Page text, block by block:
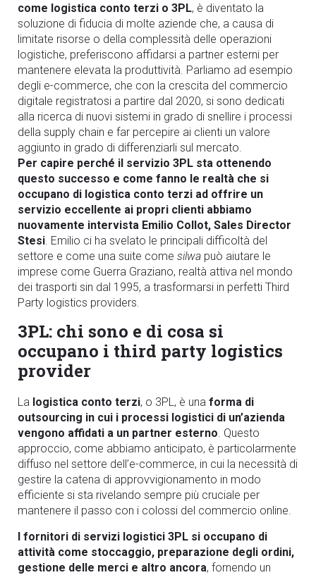
come logistica conto terzi o 3PL, è diventato la
soluzione di fiducia di molte aziende che, a causa di
limitate risorse o della complessità delle operazioni
logistiche, preferiscono affidarsi a partner esterni per
mantenere elevata la produttività. Parliamo ad esempio
degli e-commerce, che con la crescita del commercio
digitale registratosi a partire dal 2020, si sono dedicati
alla ricerca di nuovi sistemi in grado di snellire i processi
della supply chain e far percepire ai clienti un valore
aggiunto in grado di differenziarli sul mercato.
Per capire perché il servizio 3PL sta ottenendo
questo successo e come fanno le realtà che si
occupano di logistica conto terzi ad offrire un
servizio eccellente ai propri clienti abbiamo
nuovamente intervista Emilio Collot, Sales Director
Stesi. Emilio ci ha svelato le principali difficoltà del
settore e come una suite come silwa può aiutare le
imprese come Guerra Graziano, realtà attiva nel mondo
dei trasporti sin dal 1995, a trasformarsi in perfetti Third
Party logistics providers.
3PL: chi sono e di cosa si
occupano i third party logistics
provider
La logistica conto terzi, o 3PL, è una forma di
outsourcing in cui i processi logistici di un’azienda
vengono affidati a un partner esterno. Questo
approccio, come abbiamo anticipato, è particolarmente
diffuso nel settore dell’e-commerce, in cui la necessità di
gestire la catena di approvvigionamento in modo
efficiente si sta rivelando sempre più cruciale per
mantenere il passo con i colossi del commercio online.
I fornitori di servizi logistici 3PL si occupano di
attività come stoccaggio, preparazione degli ordini,
gestione delle merci e altro ancora, fornendo un